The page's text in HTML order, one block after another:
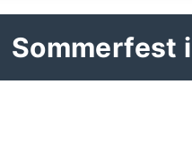
Sommerfest